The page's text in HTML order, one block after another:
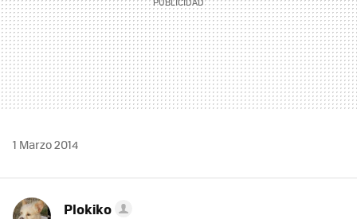
1 Marzo 2014
Plokiko